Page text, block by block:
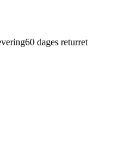
60 dages returret